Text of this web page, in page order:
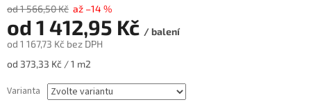
od 1 566,50 Kč až –14 %
od 1 412,95 Kč / balení
od 1 167,73 Kč bez DPH
Měrná
od 373,33 Kč / 1 m2
Varianta